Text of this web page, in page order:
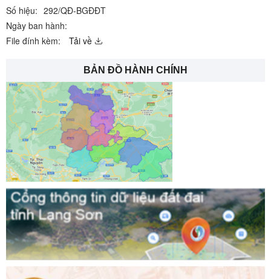
Số hiệu: 292/QĐ-BGĐĐT
Ngày ban hành:
File đính kèm:
Tải về
BẢN ĐỒ HÀNH CHÍNH